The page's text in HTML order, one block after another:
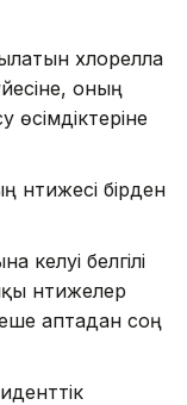
хлорелла
оның
өсімдіктеріне
бірден
келуі белгілі
нәтижелер
аптадан соң